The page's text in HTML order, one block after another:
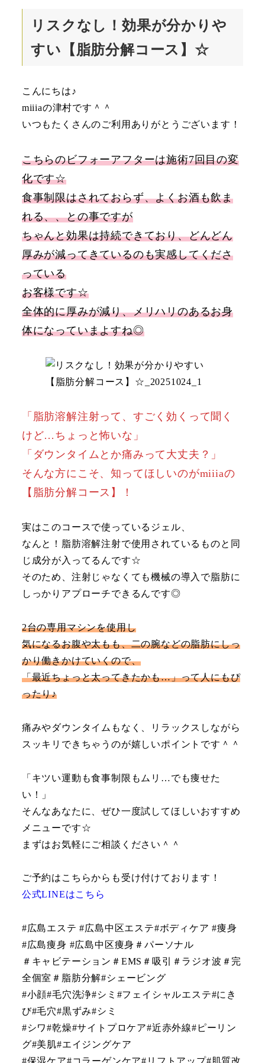
リスクなし！効果が分かりや
すい【脂肪分解コース】☆
こんにちは♪
miiiaの津村です＾＾
いつもたくさんのご利用ありがとうございます！
こちらのビフォーアフターは施術7回目の変
化です☆
食事制限はされておらず、よくお酒も飲ま
れる、、との事ですが
ちゃんと効果は持続できており、どんどん
厚みが減ってきているのも実感してくださ
っている
お客様です☆
全体的に厚みが減り、メリハリのあるお身
体になっていまよすね◎
「脂肪溶解注射って、すごく効くって聞く
けど…ちょっと怖いな」
「ダウンタイムとか痛みって大丈夫？」
そんな方にこそ、知ってほしいのがmiiiaの
【脂肪分解コース】！
実はこのコースで使っているジェル、
なんと！脂肪溶解注射で使用されているものと同
じ成分が入ってるんです☆
そのため、注射じゃなくても機械の導入で脂肪に
しっかりアプローチできるんです◎
2台の専用マシンを使用し
気になるお腹や太もも、二の腕などの脂肪にしっ
かり働きかけていくので、
「最近ちょっと太ってきたかも…」って人にもぴ
ったり♪
痛みやダウンタイムもなく、リラックスしながら
スッキリできちゃうのが嬉しいポイントです＾＾
「キツい運動も食事制限もムリ…でも痩せた
い！」
そんなあなたに、ぜひ一度試してほしいおすすめ
メニューです☆
まずはお気軽にご相談ください＾＾
ご予約はこちらからも受け付けております！
公式LINEはこちら
#広島エステ #広島中区エステ#ボディケア #痩身
#広島痩身 #広島中区痩身＃パーソナル
＃キャビテーション＃EMS＃吸引＃ラジオ波＃完
全個室＃脂肪分解#シェービング
#小顔#毛穴洗浄#シミ#フェイシャルエステ#にき
び#毛穴#黒ずみ#シミ
#シワ#乾燥#サイトプロケア#近赤外線#ピーリン
グ#美肌#エイジングケア